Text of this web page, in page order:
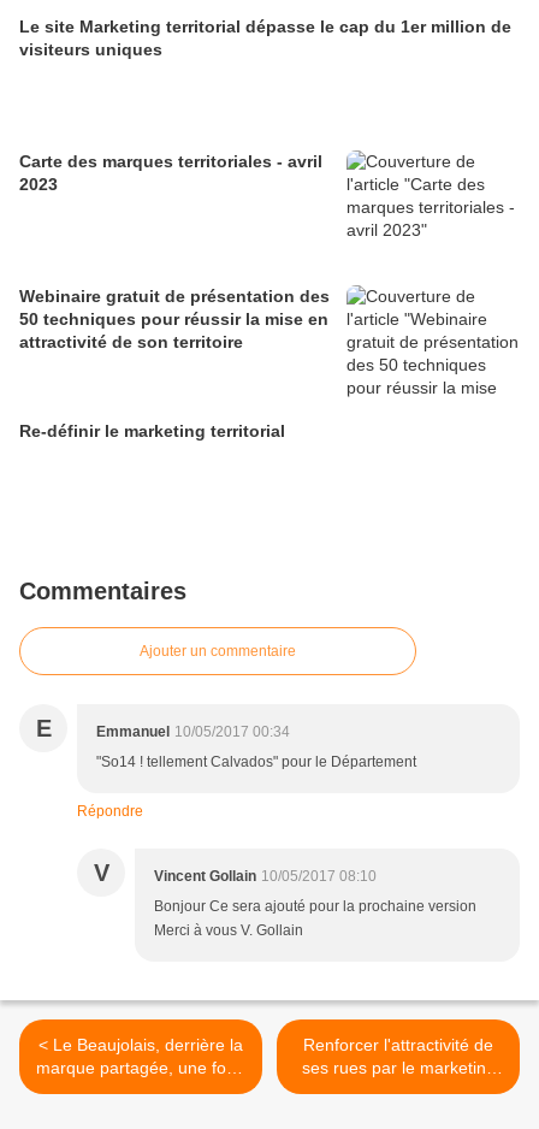
Le site Marketing territorial dépasse le cap du 1er million de
visiteurs uniques
Carte des marques territoriales - avril
2023
Webinaire gratuit de présentation des
50 techniques pour réussir la mise en
attractivité de son territoire
Re-définir le marketing territorial
Commentaires
Ajouter un commentaire
E Emmanuel 10/05/2017 00:34
"So14 ! tellement Calvados" pour le Département
Répondre
V Vincent Gollain 10/05/2017 08:10
Bonjour Ce sera ajouté pour la prochaine version
Merci à vous V. Gollain
< Le Beaujolais, derrière la
marque partagée, une forte
ambition d’attractivité
Renforcer l'attractivité de
ses rues par le marketing
territorial >